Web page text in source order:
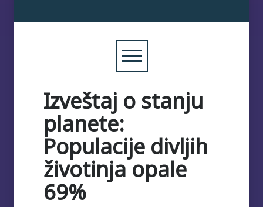
Izveštaj o stanju
planete:
Populacije divljih
životinja opale
69%